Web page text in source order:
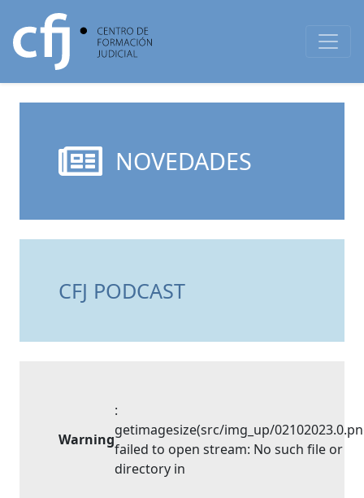
NOVEDADES
CFJ PODCAST
Warning
:
getimagesize(src/img_up/
failed to open stream: No such file or
directory in